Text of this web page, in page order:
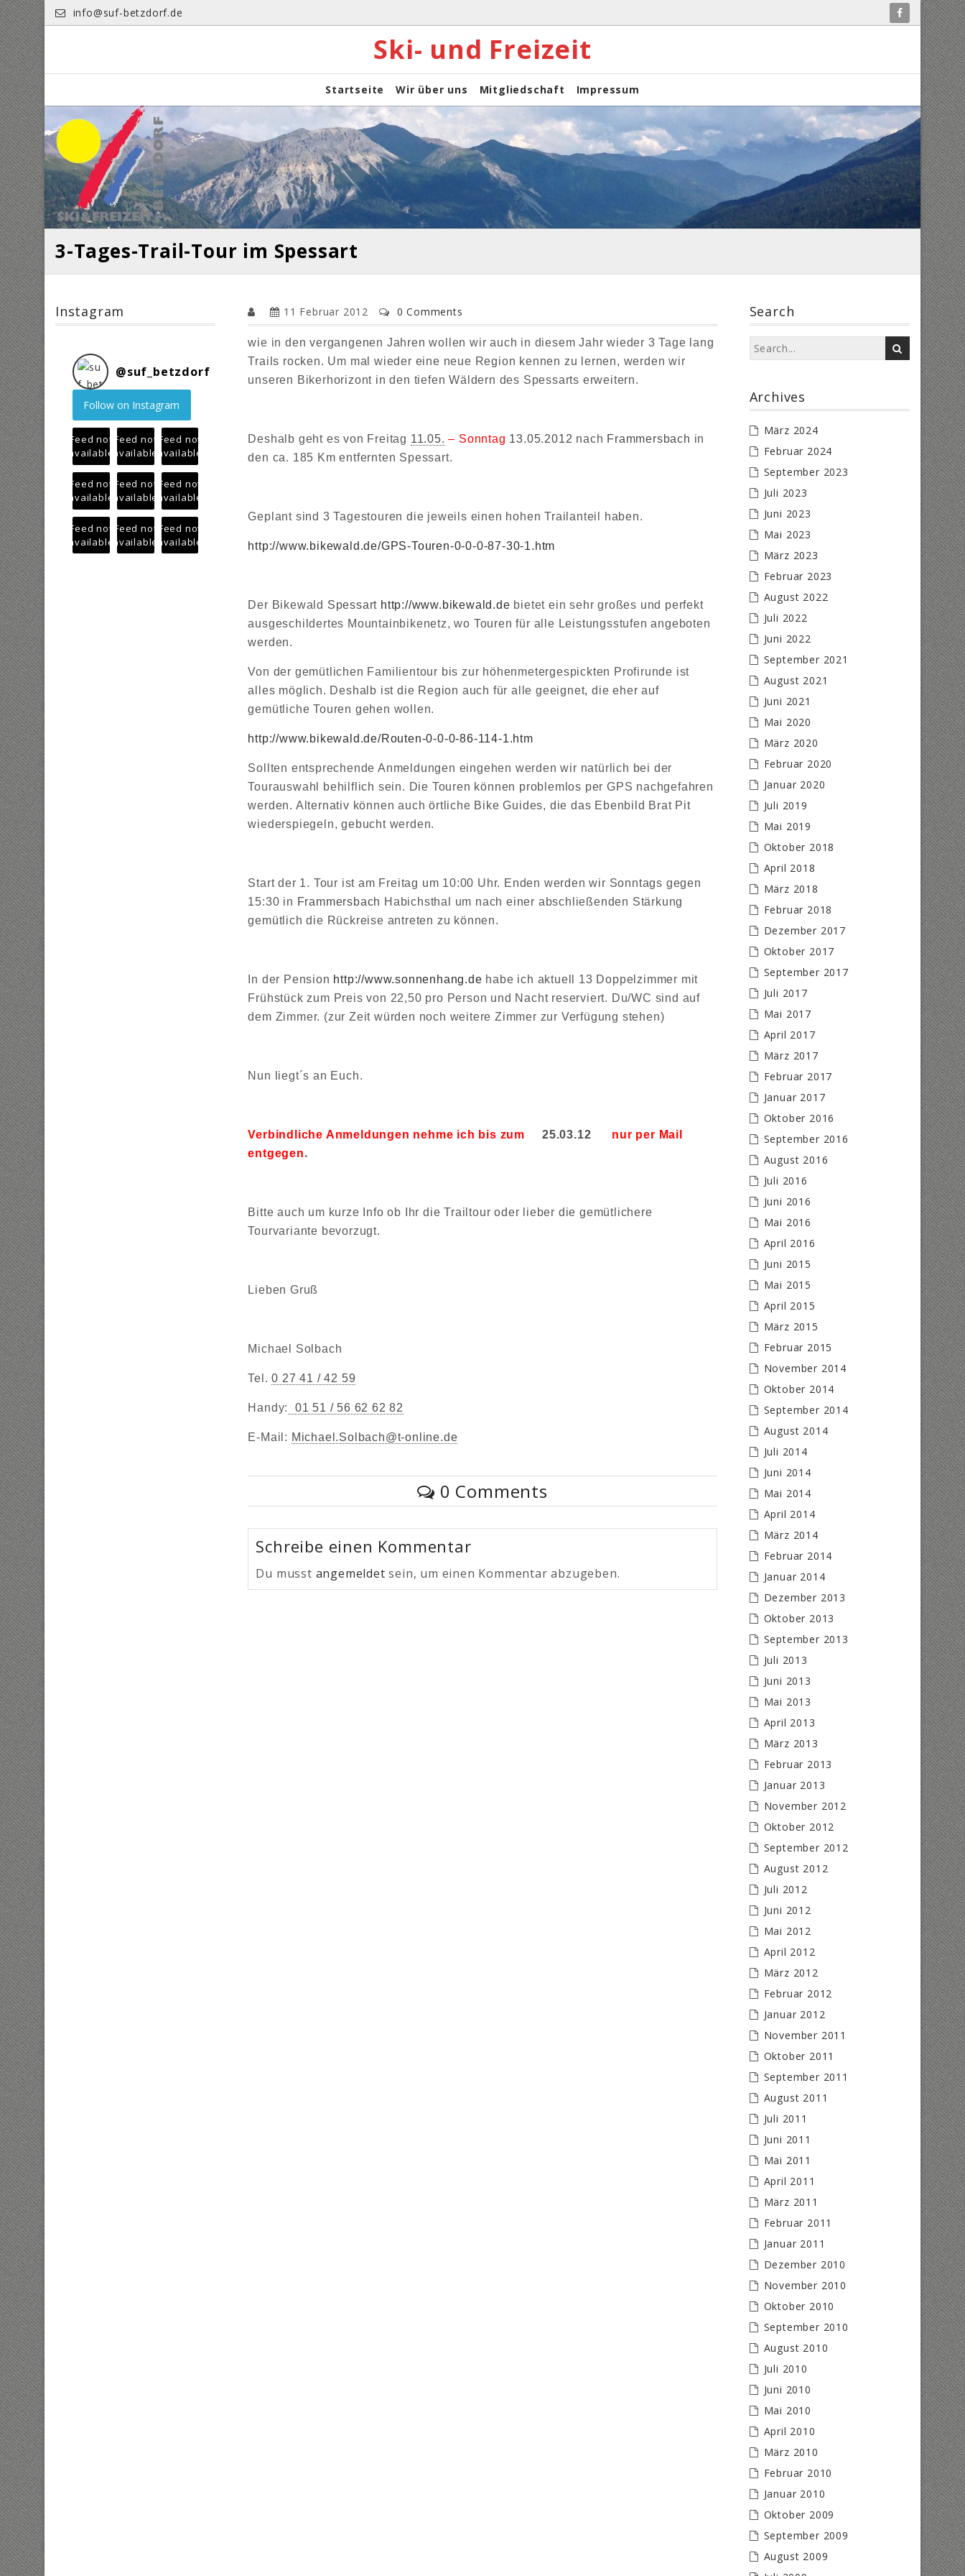
Skip
to
content
info@suf-betzdorf.de
Ski- und Freizeit
Startseite Wir über uns Mitgliedschaft Impressum
3-Tages-Trail-Tour im Spessart
11 Februar 2012 0 Comments
wie in den vergangenen Jahren wollen wir auch in diesem Jahr wieder 3 Tage lang
Trails rocken. Um mal wieder eine neue Region kennen zu lernen, werden wir
unseren Bikerhorizont in den tiefen Wäldern des Spessarts erweitern.
Deshalb geht es von Freitag 11.05. – Sonntag 13.05.2012 nach Frammersbach in
den ca. 185 Km entfernten Spessart.
Geplant sind 3 Tagestouren die jeweils einen hohen Trailanteil haben.
http://www.bikewald.de/GPS-Touren-0-0-0-87-30-1.htm
Der Bikewald Spessart http://www.bikewald.de bietet ein sehr großes und perfekt
ausgeschildertes Mountainbikenetz, wo Touren für alle Leistungsstufen angeboten
werden.
Von der gemütlichen Familientour bis zur höhenmetergespickten Profirunde ist
alles möglich. Deshalb ist die Region auch für alle geeignet, die eher auf
gemütliche Touren gehen wollen.
http://www.bikewald.de/Routen-0-0-0-86-114-1.htm
Sollten entsprechende Anmeldungen eingehen werden wir natürlich bei der
Tourauswahl behilflich sein. Die Touren können problemlos per GPS nachgefahren
werden. Alternativ können auch örtliche Bike Guides, die das Ebenbild Brat Pit
wiederspiegeln, gebucht werden.
Start der 1. Tour ist am Freitag um 10:00 Uhr. Enden werden wir Sonntags gegen
15:30 in Frammersbach Habichsthal um nach einer abschließenden Stärkung
gemütlich die Rückreise antreten zu können.
In der Pension http://www.sonnenhang.de habe ich aktuell 13 Doppelzimmer mit
Frühstück zum Preis von 22,50 pro Person und Nacht reserviert. Du/WC sind auf
dem Zimmer. (zur Zeit würden noch weitere Zimmer zur Verfügung stehen)
Nun liegt´s an Euch.
Verbindliche Anmeldungen nehme ich bis zum 25.03.12 nur per Mail
entgegen.
Bitte auch um kurze Info ob Ihr die Trailtour oder lieber die gemütlichere
Tourvariante bevorzugt.
Lieben Gruß
Michael Solbach
Tel.0 27 41 / 42 59
Handy: 01 51 / 56 62 62 82
E-Mail: Michael.Solbach@t-online.de
0 Comments
Schreibe einen Kommentar
Du musst angemeldet sein, um einen Kommentar abzugeben.
Instagram
@suf_betzdorf
Follow on Instagram
Feed not
available
Feed not
available
Feed not
available
Feed not
available
Feed not
available
Feed not
available
Feed not
available
Feed not
available
Feed not
available
Search
Archives
März 2024
Februar 2024
September 2023
Juli 2023
Juni 2023
Mai 2023
März 2023
Februar 2023
August 2022
Juli 2022
Juni 2022
September 2021
August 2021
Juni 2021
Mai 2020
März 2020
Februar 2020
Januar 2020
Juli 2019
Mai 2019
Oktober 2018
April 2018
März 2018
Februar 2018
Dezember 2017
Oktober 2017
September 2017
Juli 2017
Mai 2017
April 2017
März 2017
Februar 2017
Januar 2017
Oktober 2016
September 2016
August 2016
Juli 2016
Juni 2016
Mai 2016
April 2016
Juni 2015
Mai 2015
April 2015
März 2015
Februar 2015
November 2014
Oktober 2014
September 2014
August 2014
Juli 2014
Juni 2014
Mai 2014
April 2014
März 2014
Februar 2014
Januar 2014
Dezember 2013
Oktober 2013
September 2013
Juli 2013
Juni 2013
Mai 2013
April 2013
März 2013
Februar 2013
Januar 2013
November 2012
Oktober 2012
September 2012
August 2012
Juli 2012
Juni 2012
Mai 2012
April 2012
März 2012
Februar 2012
Januar 2012
November 2011
Oktober 2011
September 2011
August 2011
Juli 2011
Juni 2011
Mai 2011
April 2011
März 2011
Februar 2011
Januar 2011
Dezember 2010
November 2010
Oktober 2010
September 2010
August 2010
Juli 2010
Juni 2010
Mai 2010
April 2010
März 2010
Februar 2010
Januar 2010
Oktober 2009
September 2009
August 2009